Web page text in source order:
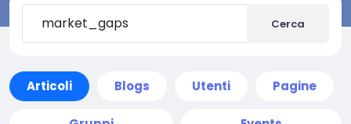
Cerca
Articoli Blogs Utenti Pagine